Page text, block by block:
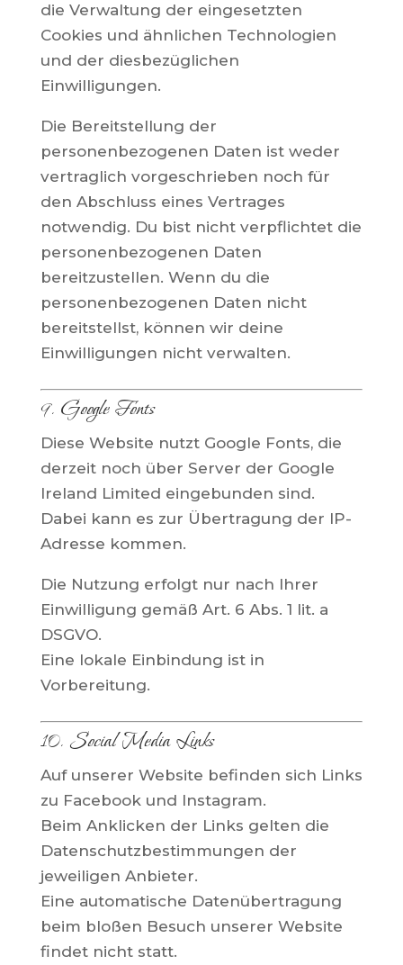
die Verwaltung der eingesetzten
Cookies und ähnlichen Technologien
und der diesbezüglichen
Einwilligungen.
Die Bereitstellung der
personenbezogenen Daten ist weder
vertraglich vorgeschrieben noch für
den Abschluss eines Vertrages
notwendig. Du bist nicht verpflichtet die
personenbezogenen Daten
bereitzustellen. Wenn du die
personenbezogenen Daten nicht
bereitstellst, können wir deine
Einwilligungen nicht verwalten.
9. Google Fonts
Diese Website nutzt Google Fonts, die
derzeit noch über Server der Google
Ireland Limited eingebunden sind.
Dabei kann es zur Übertragung der IP-
Adresse kommen.
Die Nutzung erfolgt nur nach Ihrer
Einwilligung gemäß Art. 6 Abs. 1 lit. a
DSGVO.
Eine lokale Einbindung ist in
Vorbereitung.
10. Social Media Links
Auf unserer Website befinden sich Links
zu Facebook und Instagram.
Beim Anklicken der Links gelten die
Datenschutzbestimmungen der
jeweiligen Anbieter.
Eine automatische Datenübertragung
beim bloßen Besuch unserer Website
findet nicht statt.